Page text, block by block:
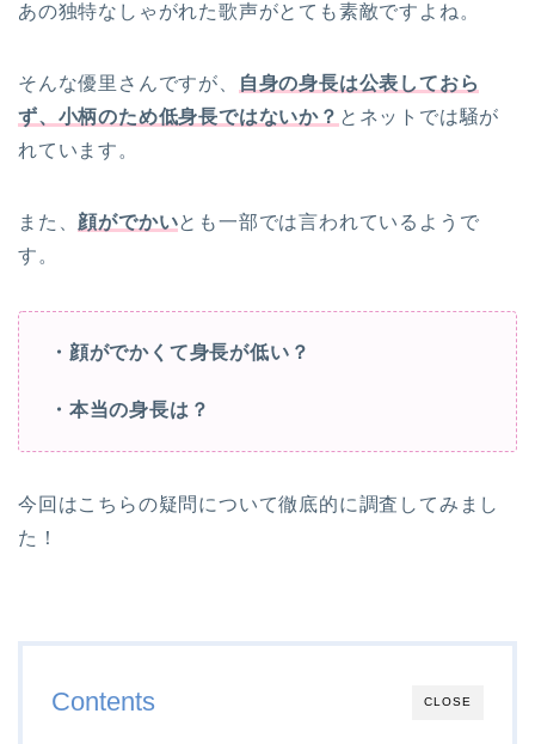
あの独特なしゃがれた歌声がとても素敵ですよね。
そんな優里さんですが、
自身の身長は公表しておら
ず、小柄のため低身長ではないか？ とネットでは騒が
れています。
また、 顔がでかいとも一部では言われているようで
す。
・顔がでかくて身長が低い？
・本当の身長は？
今回はこちらの疑問について徹底的に調査してみまし
た！
CLOSE
Contents